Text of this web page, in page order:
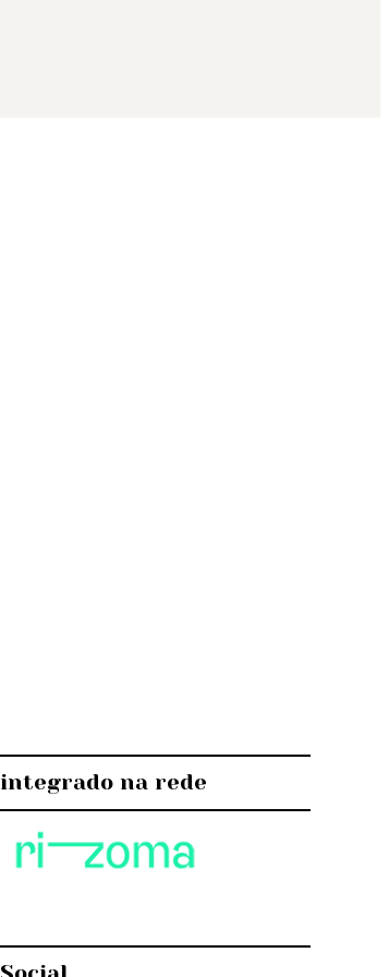
integrado na rede